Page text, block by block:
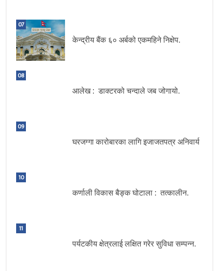
07
केन्द्रीय बैंक ६० अर्बको एकमहिने निक्षेप.
08
आलेख : डाक्टरको चन्दाले जब जोगायो.
09
घरजग्गा कारोबारका लागि इजाजतपत्र अनिवार्य
10
कर्णाली विकास बैङ्क घोटाला : तत्कालीन.
11
पर्यटकीय क्षेत्रलाई लक्षित गरेर सुविधा सम्पन्न.